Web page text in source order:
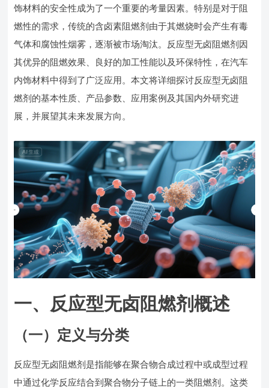
饰材料的安全性成为了一个重要的考量因素。特别是对于阻
燃性的需求，传统的含卤素阻燃剂由于其燃烧时会产生有毒
气体和腐蚀性烟雾，逐渐被市场淘汰。反应型无卤阻燃剂因
其优异的阻燃效果、良好的加工性能以及环保特性，在汽车
内饰材料中得到了广泛应用。本文将详细探讨反应型无卤阻
燃剂的基本性质、产品参数、应用案例及其国内外研究进
展，并展望其未来发展方向。
一、反应型无卤阻燃剂概述
（一）定义与分类
反应型无卤阻燃剂是指能够在聚合物合成过程中或成型过程
中通过化学反应结合到聚合物分子链上的一类阻燃剂。这类